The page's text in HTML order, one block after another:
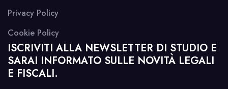
Privacy Policy
Cookie Policy
ISCRIVITI ALLA NEWSLETTER DI STUDIO E
SARAI INFORMATO SULLE NOVITÀ LEGALI
E FISCALI.